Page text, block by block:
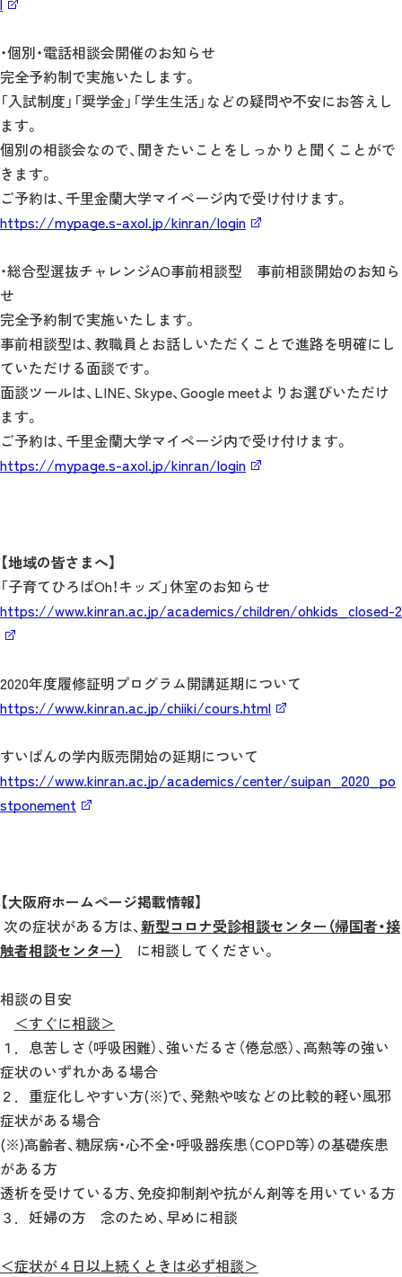
・個別・電話相談会開催のお知らせ
完全予約制で実施いたします。
「入試制度」「奨学金」「学生生活」などの疑問や不安にお答えし
ます。
個別の相談会なので、聞きたいことをしっかりと聞くことがで
きます。
ご予約は、千里金蘭大学マイページ内で受け付けます。
https://mypage.s-axol.jp/kinran/login
・総合型選抜チャレンジAO事前相談型 事前相談開始のお知ら
せ
完全予約制で実施いたします。
事前相談型は、教職員とお話しいただくことで進路を明確にし
ていただける面談です。
面談ツールは、LINE、Skype、Google meetよりお選びいただけ
ます。
ご予約は、千里金蘭大学マイページ内で受け付けます。
https://mypage.s-axol.jp/kinran/login
【地域の皆さまへ】
「子育てひろばOh！キッズ」休室のお知らせ
https://www.kinran.ac.jp/academics/children/ohkids_closed-2
2020年度履修証明プログラム開講延期について
https://www.kinran.ac.jp/chiiki/cours.html
すいぱんの学内販売開始の延期について
https://www.kinran.ac.jp/academics/center/suipan_2020_po
stponement
【大阪府ホームページ掲載情報】
次の症状がある方は、 新型コロナ受診相談センター（帰国者・接
触者相談センター）
に相談してください。
相談の目安
＜すぐに相談＞
１．息苦しさ（呼吸困難）、強いだるさ（倦怠感）、高熱等の強い
症状のいずれかある場合
２．重症化しやすい方(※)で、発熱や咳などの比較的軽い風邪
症状がある場合
(※)高齢者、糖尿病・心不全・呼吸器疾患（COPD等）の基礎疾患
がある方
透析を受けている方、免疫抑制剤や抗がん剤等を用いている方
３．妊婦の方 念のため、早めに相談
＜症状が４日以上続くときは必ず相談＞